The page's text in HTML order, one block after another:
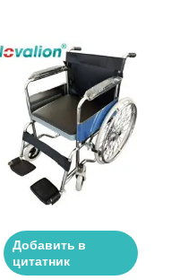
Добавить в
цитатник